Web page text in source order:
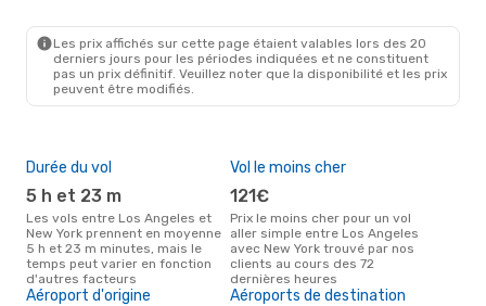
Les prix affichés sur cette page étaient valables lors des 20
derniers jours pour les périodes indiquées et ne constituent
pas un prix définitif. Veuillez noter que la disponibilité et les prix
peuvent être modifiés.
Durée du vol
5 h et 23 m
Les vols entre Los Angeles et
New York prennent en moyenne
5 h et 23 m minutes, mais le
temps peut varier en fonction
d'autres facteurs
Vol le moins cher
121€
Prix le moins cher pour un vol
aller simple entre Los Angeles
avec New York trouvé par nos
clients au cours des 72
dernières heures
Aéroport d'origine Aéroports de destination